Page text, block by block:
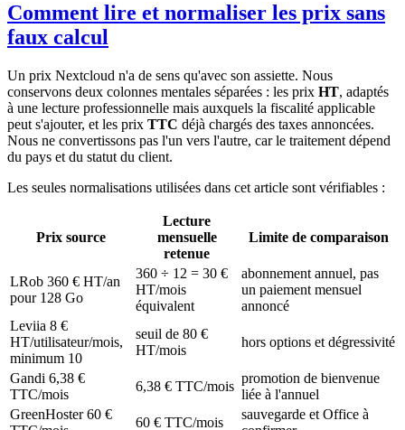
Comment lire et normaliser les prix sans
faux calcul
Un prix Nextcloud n'a de sens qu'avec son assiette. Nous
conservons deux colonnes mentales séparées : les prix HT, adaptés
à une lecture professionnelle mais auxquels la fiscalité applicable
peut s'ajouter, et les prix TTC déjà chargés des taxes annoncées.
Nous ne convertissons pas l'un vers l'autre, car le traitement dépend
du pays et du statut du client.
Les seules normalisations utilisées dans cet article sont vérifiables :
Prix source
Lecture
mensuelle
retenue
Limite de comparaison
LRob 360 € HT/an
pour 128 Go
360 ÷ 12 = 30 €
HT/mois
équivalent
abonnement annuel, pas
un paiement mensuel
annoncé
Leviia 8 €
HT/utilisateur/mois,
minimum 10
seuil de 80 €
HT/mois
hors options et dégressivité
Gandi 6,38 €
TTC/mois
6,38 € TTC/mois
promotion de bienvenue
liée à l'annuel
GreenHoster 60 €
60 € TTC/mois
sauvegarde et Office à